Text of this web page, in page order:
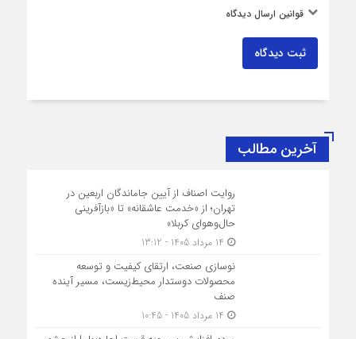
قوانین ارسال دیدگاه
ثبت دیدگاه
آخرین مطالب
روایت اصناف از آیین جاماندگان اربعین در
تهران؛ از «خدمت عاشقانه» تا «بازآفرینی
حال‌وهوای کربلا»
نوسازی صنعت، ارتقای کیفیت و توسعه
محصولات دوستدار محیط‌زیست، مسیر آینده
صنف